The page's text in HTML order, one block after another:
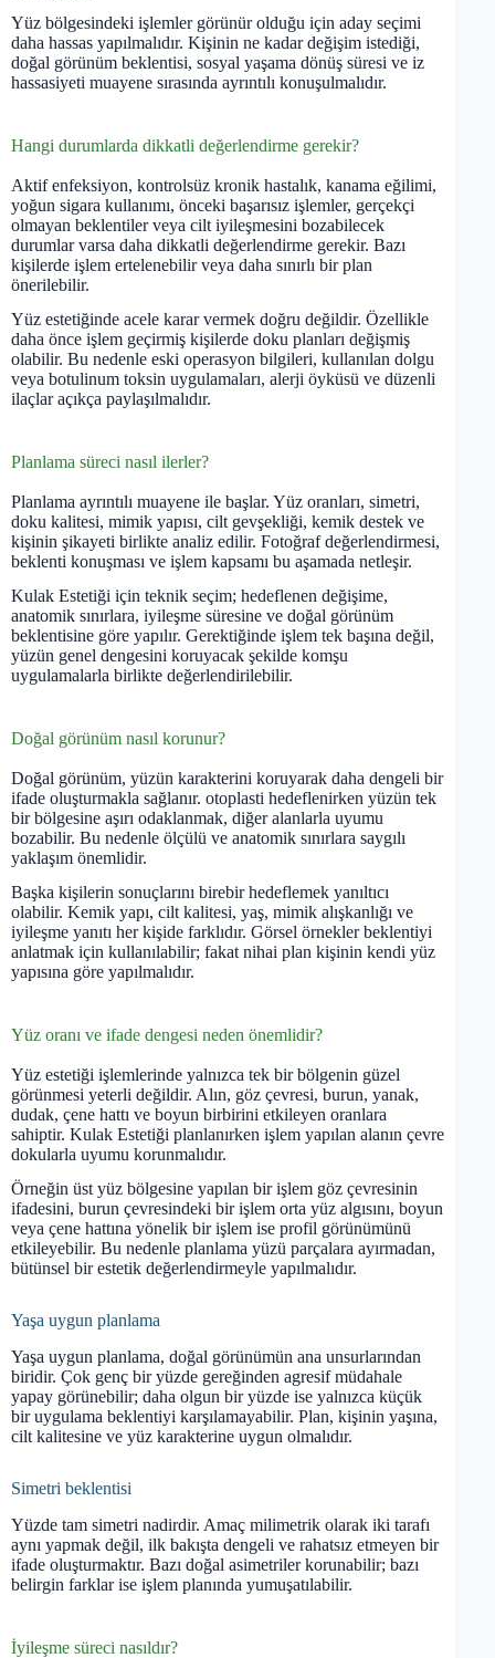
Yüz bölgesindeki işlemler görünür olduğu için aday seçimi
daha hassas yapılmalıdır. Kişinin ne kadar değişim istediği,
doğal görünüm beklentisi, sosyal yaşama dönüş süresi ve iz
hassasiyeti muayene sırasında ayrıntılı konuşulmalıdır.
Hangi durumlarda dikkatli değerlendirme gerekir?
Aktif enfeksiyon, kontrolsüz kronik hastalık, kanama eğilimi,
yoğun sigara kullanımı, önceki başarısız işlemler, gerçekçi
olmayan beklentiler veya cilt iyileşmesini bozabilecek
durumlar varsa daha dikkatli değerlendirme gerekir. Bazı
kişilerde işlem ertelenebilir veya daha sınırlı bir plan
önerilebilir.
Yüz estetiğinde acele karar vermek doğru değildir. Özellikle
daha önce işlem geçirmiş kişilerde doku planları değişmiş
olabilir. Bu nedenle eski operasyon bilgileri, kullanılan dolgu
veya botulinum toksin uygulamaları, alerji öyküsü ve düzenli
ilaçlar açıkça paylaşılmalıdır.
Planlama süreci nasıl ilerler?
Planlama ayrıntılı muayene ile başlar. Yüz oranları, simetri,
doku kalitesi, mimik yapısı, cilt gevşekliği, kemik destek ve
kişinin şikayeti birlikte analiz edilir. Fotoğraf değerlendirmesi,
beklenti konuşması ve işlem kapsamı bu aşamada netleşir.
Kulak Estetiği için teknik seçim; hedeflenen değişime,
anatomik sınırlara, iyileşme süresine ve doğal görünüm
beklentisine göre yapılır. Gerektiğinde işlem tek başına değil,
yüzün genel dengesini koruyacak şekilde komşu
uygulamalarla birlikte değerlendirilebilir.
Doğal görünüm nasıl korunur?
Doğal görünüm, yüzün karakterini koruyarak daha dengeli bir
ifade oluşturmakla sağlanır. otoplasti hedeflenirken yüzün tek
bir bölgesine aşırı odaklanmak, diğer alanlarla uyumu
bozabilir. Bu nedenle ölçülü ve anatomik sınırlara saygılı
yaklaşım önemlidir.
Başka kişilerin sonuçlarını birebir hedeflemek yanıltıcı
olabilir. Kemik yapı, cilt kalitesi, yaş, mimik alışkanlığı ve
iyileşme yanıtı her kişide farklıdır. Görsel örnekler beklentiyi
anlatmak için kullanılabilir; fakat nihai plan kişinin kendi yüz
yapısına göre yapılmalıdır.
Yüz oranı ve ifade dengesi neden önemlidir?
Yüz estetiği işlemlerinde yalnızca tek bir bölgenin güzel
görünmesi yeterli değildir. Alın, göz çevresi, burun, yanak,
dudak, çene hattı ve boyun birbirini etkileyen oranlara
sahiptir. Kulak Estetiği planlanırken işlem yapılan alanın çevre
dokularla uyumu korunmalıdır.
Örneğin üst yüz bölgesine yapılan bir işlem göz çevresinin
ifadesini, burun çevresindeki bir işlem orta yüz algısını, boyun
veya çene hattına yönelik bir işlem ise profil görünümünü
etkileyebilir. Bu nedenle planlama yüzü parçalara ayırmadan,
bütünsel bir estetik değerlendirmeyle yapılmalıdır.
Yaşa uygun planlama
Yaşa uygun planlama, doğal görünümün ana unsurlarından
biridir. Çok genç bir yüzde gereğinden agresif müdahale
yapay görünebilir; daha olgun bir yüzde ise yalnızca küçük
bir uygulama beklentiyi karşılamayabilir. Plan, kişinin yaşına,
cilt kalitesine ve yüz karakterine uygun olmalıdır.
Simetri beklentisi
Yüzde tam simetri nadirdir. Amaç milimetrik olarak iki tarafı
aynı yapmak değil, ilk bakışta dengeli ve rahatsız etmeyen bir
ifade oluşturmaktır. Bazı doğal asimetriler korunabilir; bazı
belirgin farklar ise işlem planında yumuşatılabilir.
İyileşme süreci nasıldır?